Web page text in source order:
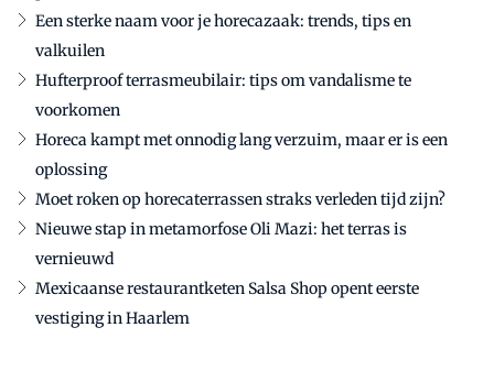
Een sterke naam voor je horecazaak: trends, tips en
valkuilen
Hufterproof terrasmeubilair: tips om vandalisme te
voorkomen
Horeca kampt met onnodig lang verzuim, maar er is een
oplossing
Moet roken op horecaterrassen straks verleden tijd zijn?
Nieuwe stap in metamorfose Oli Mazi: het terras is
vernieuwd
Mexicaanse restaurantketen Salsa Shop opent eerste
vestiging in Haarlem